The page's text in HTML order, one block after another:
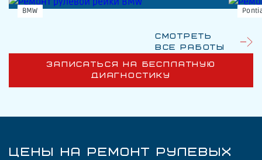
BMW
ЗАПИСАТЬСЯ НА БЕСПЛАТНУЮ
ДИАГНОСТИКУ
Смотреть
все работы
ЦЕНЫ НА РЕМОНТ РУЛЕВЫХ